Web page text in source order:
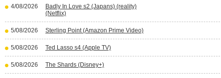
4/08/2026
Badly In Love s2 (Japans) (reality)
(Netflix)
5/08/2026 Sterling Point (Amazon Prime Video)
5/08/2026 Ted Lasso s4 (Apple TV)
5/08/2026 The Shards (Disney+)